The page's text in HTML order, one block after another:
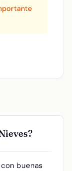
buenas